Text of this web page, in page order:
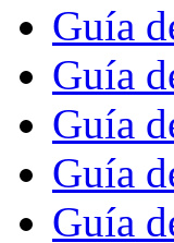
Guía
Guía
Guía
Guía
Guía